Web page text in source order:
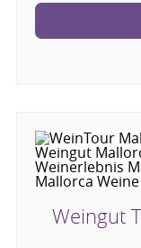
Weingut